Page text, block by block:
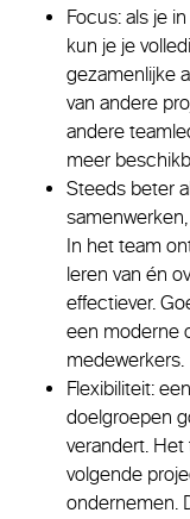
Focus: als je
kun je je
gezamenlijke
van andere
andere
meer
Steeds beter
samenwerken,
In het team
leren van én
effectiever.
een moderne
medewerkers.
Flexibiliteit:
doelgroepen
verandert.
volgende
ondernemen.